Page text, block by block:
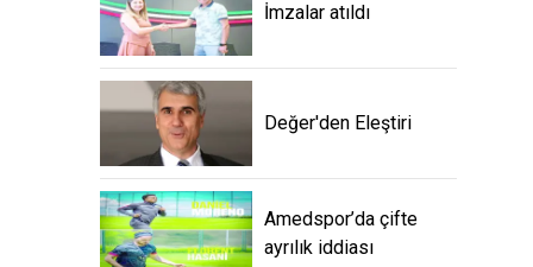
İmzalar atıldı
Değer'den Eleştiri
Amedspor’da çifte
ayrılık iddiası